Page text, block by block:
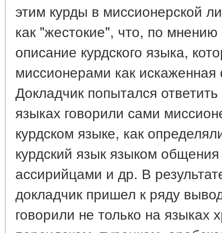
этим курды в миссионерской
как "жестокие", что, по
описание курдского языка,
миссионерами как
Докладчик попытался
языках говорили сами
курдском языке, как
курдский язык языком
ассирийцами и др. В
докладчик пришел к ряду
говорили не только на языках